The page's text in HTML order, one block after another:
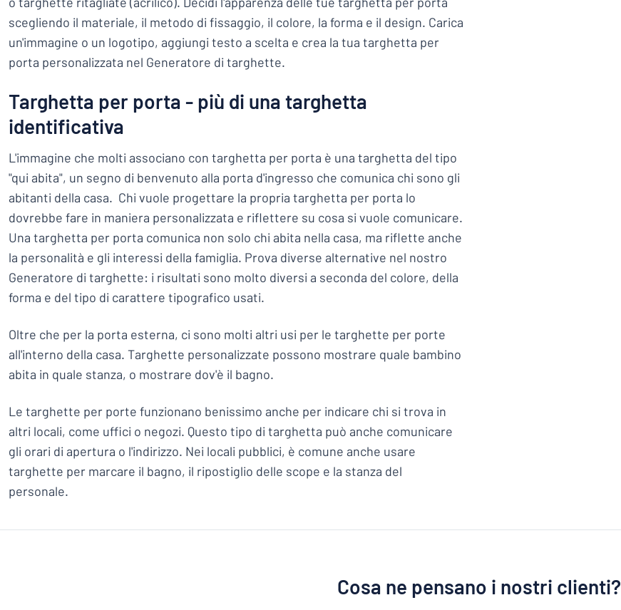
scegliendo il materiale, il metodo di fissaggio, il colore, la forma e il design. Carica
un'immagine o un logotipo, aggiungi testo a scelta e crea la tua targhetta per
porta personalizzata nel Generatore di targhette.
Targhetta per porta - più di una targhetta
identificativa
L'immagine che molti associano con targhetta per porta è una targhetta del tipo
"qui abita", un segno di benvenuto alla porta d'ingresso che comunica chi sono gli
abitanti della casa. Chi vuole progettare la propria targhetta per porta lo
dovrebbe fare in maniera personalizzata e riflettere su cosa si vuole comunicare.
Una targhetta per porta comunica non solo chi abita nella casa, ma riflette anche
la personalità e gli interessi della famiglia. Prova diverse alternative nel nostro
Generatore di targhette: i risultati sono molto diversi a seconda del colore, della
forma e del tipo di carattere tipografico usati.
Oltre che per la porta esterna, ci sono molti altri usi per le targhette per porte
all'interno della casa. Targhette personalizzate possono mostrare quale bambino
abita in quale stanza, o mostrare dov'è il bagno.
Le targhette per porte funzionano benissimo anche per indicare chi si trova in
altri locali, come uffici o negozi. Questo tipo di targhetta può anche comunicare
gli orari di apertura o l'indirizzo. Nei locali pubblici, è comune anche usare
targhette per marcare il bagno, il ripostiglio delle scope e la stanza del
personale.
Cosa ne pensano i nostri clienti?